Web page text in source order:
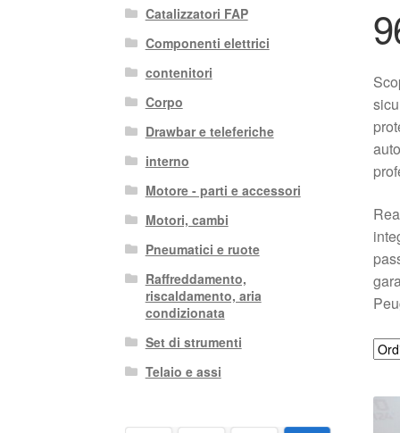
Catalizzatori FAP
Componenti elettrici
contenitori
Corpo
Drawbar e teleferiche
interno
Motore - parti e accessori
Motori, cambi
Pneumatici e ruote
Raffreddamento,
riscaldamento, aria
condizionata
Set di strumenti
Telaio e assi